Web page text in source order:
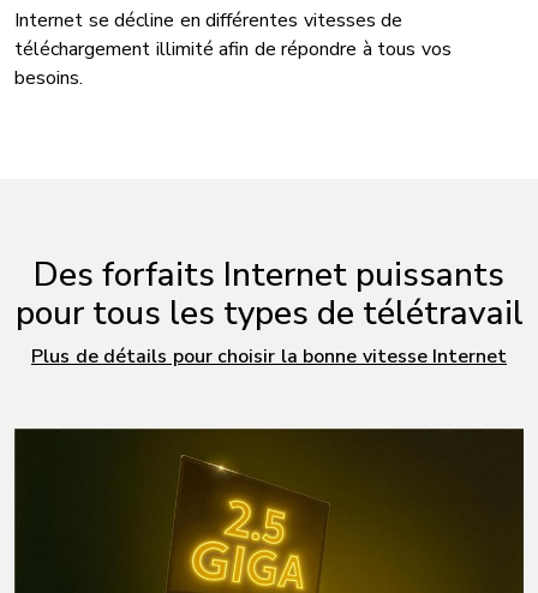
Internet se décline en différentes vitesses de
téléchargement illimité afin de répondre à tous vos
besoins.
Des forfaits Internet puissants
pour tous les types de télétravail
Plus de détails pour choisir la bonne vitesse Internet